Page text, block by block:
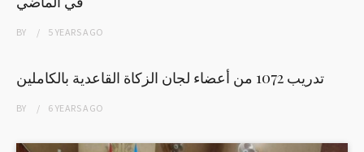
BY 5 YEARSAGO
تدريب 1072 من أعضاء لجان الزكاة القاعدية بالكاملين
BY 6 YEARSAGO